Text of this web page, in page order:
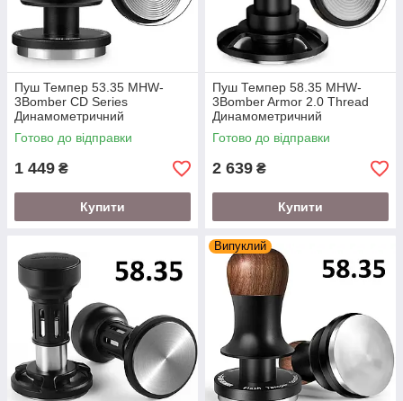
Пуш Темпер 53.35 MHW-
3Bomber CD Series
Динамометричний
Готово до відправки
1 449 ₴
Купити
Пуш Темпер 58.35 MHW-
3Bomber Armor 2.0 Thread
Динамометричний
Готово до відправки
2 639 ₴
Купити
Випуклий